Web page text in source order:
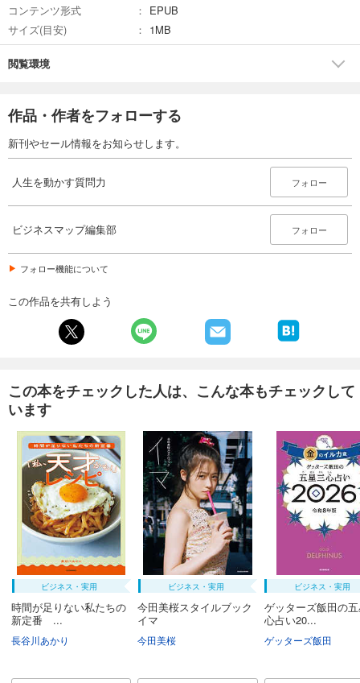
コンテンツ形式
EPUB
サイズ(目安)
1MB
閲覧環境
作品・作者をフォローする
新刊やセール情報をお知らせします。
人生を動かす質問力 フォロー
ビジネスマップ編集部 フォロー
フォロー機能について
この作品を共有しよう
この本をチェックした人は、こんな本もチェックして
います
ビジネス・実用
時間が足りない私たちの
新定番 ...
長谷川あかり
ビジネス・実用
今田美桜スタイルブック
イマ
今田美桜
ビジネス・実用
ゲッターズ飯田の
心占い20...
ゲッターズ飯田